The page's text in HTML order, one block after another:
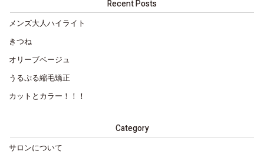
Recent Posts
メンズ大人ハイライト
きつね
オリーブベージュ
うるぷる縮毛矯正
カットとカラー！！！
Category
サロンについて